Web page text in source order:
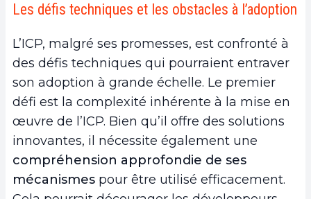
Les défis techniques et les obstacles à l’adoption
L’ICP, malgré ses promesses, est confronté à
des défis techniques qui pourraient entraver
son adoption à grande échelle. Le premier
défi est la complexité inhérente à la mise en
œuvre de l’ICP. Bien qu’il offre des solutions
innovantes, il nécessite également une
compréhension approfondie de ses
mécanismes pour être utilisé efficacement.